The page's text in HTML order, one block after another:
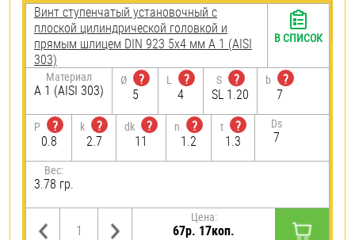
Винт ступенчатый установочный с
плоской цилиндрической головкой и
прямым шлицем DIN 923 5х4 мм А 1 (AISI
303)
Материал
А 1 (AISI 303)
Ø
?
5
L
?
4
S
?
SL 1.20
b
?
7
P
?
0.8
k
?
2.7
dk
?
11
n
?
1.2
t
?
1.3
Ds
7
Вес:
3.78 гр.
Цена:
67р. 17коп.
В СПИСОК